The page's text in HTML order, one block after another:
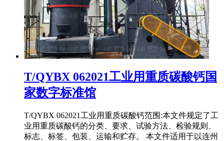
T/QYBX 062021工业用重质碳酸钙国
家数字标准馆
T/QYBX 062021工业用重质碳酸钙范围:本文件规定了工
业用重质碳酸钙的分类、要求、试验方法、检验规则、
标志、标签、包装、运输和贮存。 本文件适用于以连州